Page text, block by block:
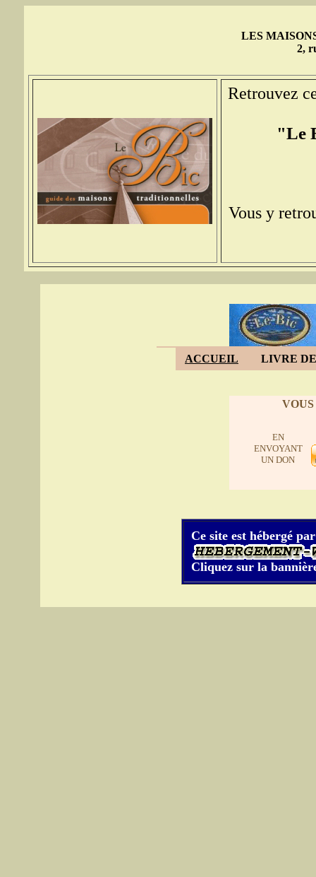
LES
2,
Retrouvez
"Le
Vous y
ACCUEIL LIVRE
EN
ENVOYANT
UN DON
Ce site est hébergé
Cliquez sur la